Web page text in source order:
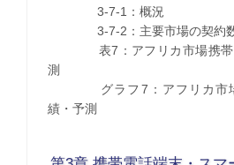
3-7-1：概況
3-7-2：主要市場の契約
表7：アフリカ市場携帯電
測
グラフ7：アフリカ市場
績・予測